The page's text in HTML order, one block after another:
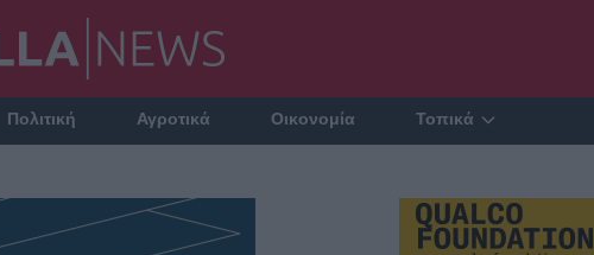
Πολιτική Αγροτικά Οικονομία Τοπικά